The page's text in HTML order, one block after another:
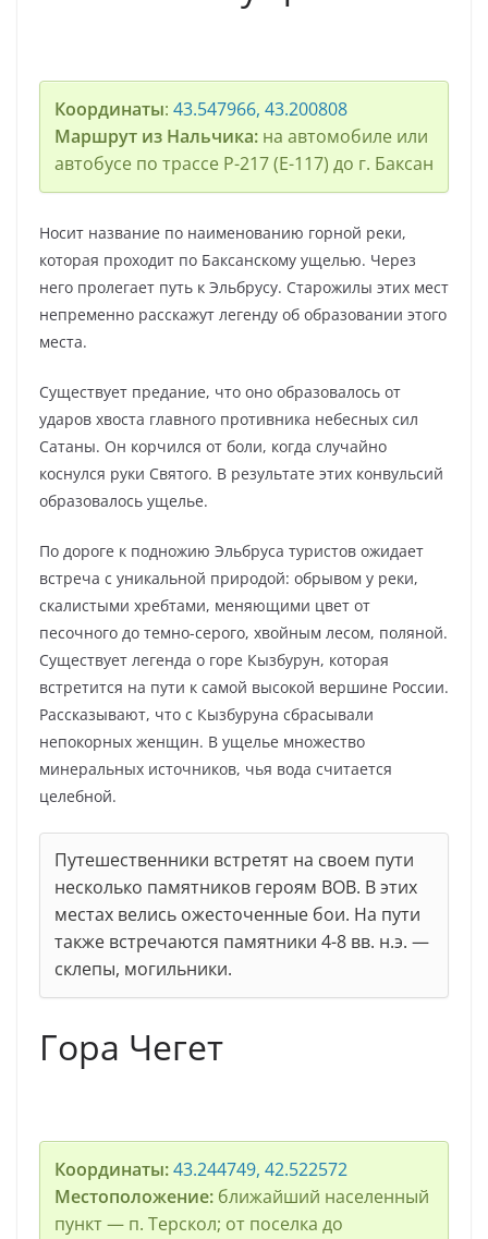
Координаты: 43.547966, 43.200808
Маршрут из Нальчика:на автомобиле или
автобусе по трассе Р-217 (Е-117) до г. Баксан
Носит название по наименованию горной реки,
которая проходит по Баксанскому ущелью. Через
него пролегает путь к Эльбрусу. Старожилы этих мест
непременно расскажут легенду об образовании этого
места.
Существует предание, что оно образовалось от
ударов хвоста главного противника небесных сил
Сатаны. Он корчился от боли, когда случайно
коснулся руки Святого. В результате этих конвульсий
образовалось ущелье.
По дороге к подножию Эльбруса туристов ожидает
встреча с уникальной природой: обрывом у реки,
скалистыми хребтами, меняющими цвет от
песочного до темно-серого, хвойным лесом, поляной.
Существует легенда о горе Кызбурун, которая
встретится на пути к самой высокой вершине России.
Рассказывают, что с Кызбуруна сбрасывали
непокорных женщин. В ущелье множество
минеральных источников, чья вода считается
целебной.
Путешественники встретят на своем пути
несколько памятников героям ВОВ. В этих
местах велись ожесточенные бои. На пути
также встречаются памятники 4-8 вв. н.э. —
склепы, могильники.
Гора Чегет
Координаты:43.244749, 42.522572
Местоположение:ближайший населенный
пункт — п. Терскол; от поселка до